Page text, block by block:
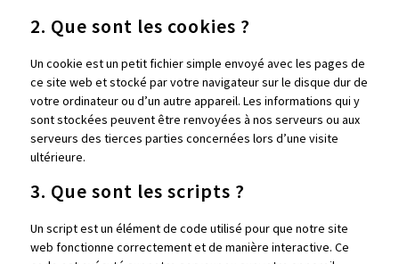
2. Que sont les cookies ?
Un cookie est un petit fichier simple envoyé avec les pages de
ce site web et stocké par votre navigateur sur le disque dur de
votre ordinateur ou d’un autre appareil. Les informations qui y
sont stockées peuvent être renvoyées à nos serveurs ou aux
serveurs des tierces parties concernées lors d’une visite
ultérieure.
3. Que sont les scripts ?
Un script est un élément de code utilisé pour que notre site
web fonctionne correctement et de manière interactive. Ce